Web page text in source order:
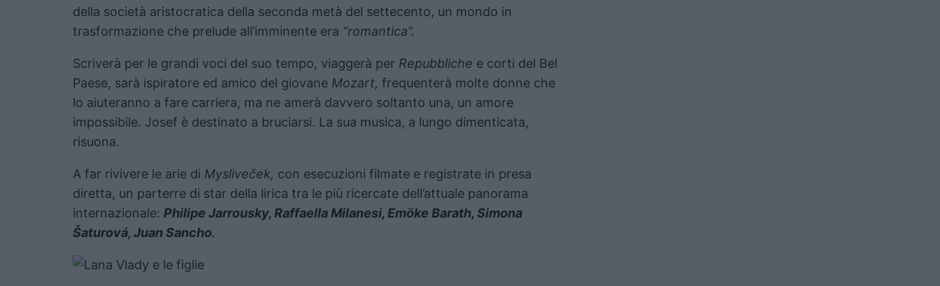
della società aristocratica della seconda metà del settecento, un mondo in
trasformazione che prelude all’imminente era “romantica”.
Scriverà per le grandi voci del suo tempo, viaggerà per Repubbliche e corti del Bel
Paese, sarà ispiratore ed amico del giovane Mozart, frequenterà molte donne che
lo aiuteranno a fare carriera, ma ne amerà davvero soltanto una, un amore
impossibile. Josef è destinato a bruciarsi. La sua musica, a lungo dimenticata,
risuona.
A far rivivere le arie di Mysliveček, con esecuzioni filmate e registrate in presa
diretta, un parterre di star della lirica tra le più ricercate dell’attuale panorama
internazionale: Philipe Jarrousky, Raffaella Milanesi, Emöke Barath, Simona
Šaturová, Juan Sancho.